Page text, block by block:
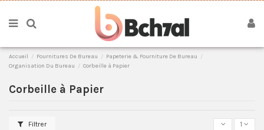
Accueil Fournitures De Bureau
Papeterie & Fourniture De Bureau
Organisation Du Bureau
Corbeille à Papier
Corbeille à Papier
Filtrer 1